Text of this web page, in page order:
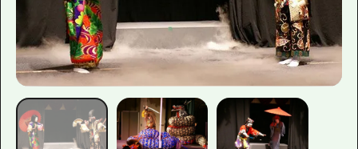
사진 다운로드
재해가 발생했을 때의 교통 정보
관광 안내 책자